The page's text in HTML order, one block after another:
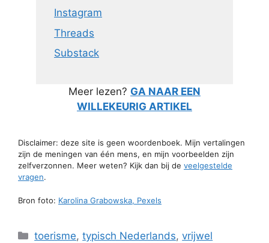
Instagram
Threads
Substack
Meer lezen? GA NAAR EEN
WILLEKEURIG ARTIKEL
Disclaimer: deze site is geen woordenboek. Mijn vertalingen
zijn de meningen van één mens, en mijn voorbeelden zijn
zelfverzonnen. Meer weten? Kijk dan bij de veelgestelde
vragen.
Bron foto: Karolina Grabowska, Pexels
Categorieën
toerisme,typisch Nederlands,vrijwel